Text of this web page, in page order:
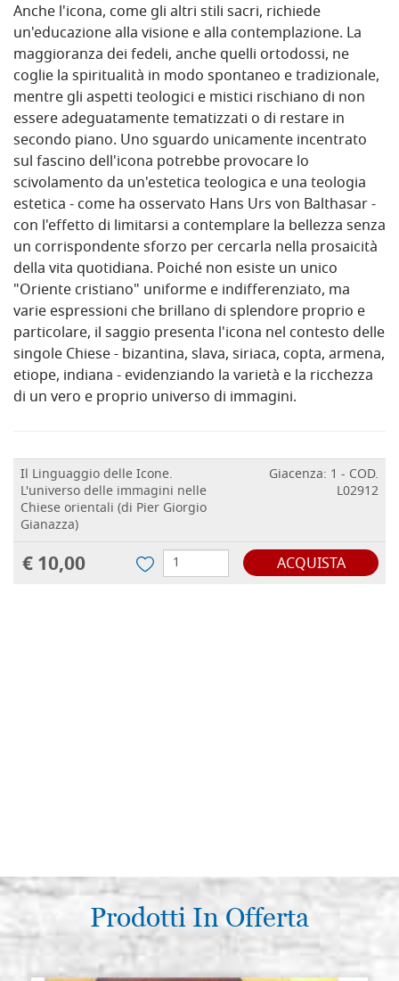
Anche l'icona, come gli altri stili sacri, richiede
un'educazione alla visione e alla contemplazione. La
maggioranza dei fedeli, anche quelli ortodossi, ne
coglie la spiritualità in modo spontaneo e tradizionale,
mentre gli aspetti teologici e mistici rischiano di non
essere adeguatamente tematizzati o di restare in
secondo piano. Uno sguardo unicamente incentrato
sul fascino dell'icona potrebbe provocare lo
scivolamento da un'estetica teologica e una teologia
estetica - come ha osservato Hans Urs von Balthasar -
con l'effetto di limitarsi a contemplare la bellezza senza
un corrispondente sforzo per cercarla nella prosaicità
della vita quotidiana. Poiché non esiste un unico
"Oriente cristiano" uniforme e indifferenziato, ma
varie espressioni che brillano di splendore proprio e
particolare, il saggio presenta l'icona nel contesto delle
singole Chiese - bizantina, slava, siriaca, copta, armena,
etiope, indiana - evidenziando la varietà e la ricchezza
di un vero e proprio universo di immagini.
Il Linguaggio delle Icone.
L'universo delle immagini nelle
Chiese orientali (di Pier Giorgio
Gianazza)
Giacenza: 1 - COD.
L02912
€ 10,00 ACQUISTA
Prodotti In Offerta